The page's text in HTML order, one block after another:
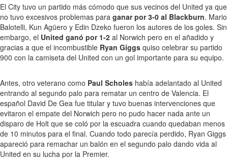
El City tuvo un partido más cómodo que sus vecinos del United ya que
no tuvo excesivos problemas para ganar por 3-0 al Blackburn. Mario
Balotelli, Kun Agüero y Edin Dzeko fueron los autores de los goles. Sin
embargo, el United ganó por 1-2 al Norwich pero en el añadido y
gracias a que el incombustible Ryan Giggs quiso celebrar su partido
900 con la camiseta del United con un gol importante para su equipo.
Antes, otro veterano como Paul Scholes había adelantado al United
entrando al segundo palo para rematar un centro de Valencia. El
español David De Gea fue titular y tuvo buenas intervenciones que
evitaron el empate del Norwich pero no pudo hacer nada ante un
disparo de Holt que se coló por la escuadra cuando quedaban menos
de 10 minutos para el final. Cuando todo parecía perdido, Ryan Giggs
apareció para remachar un balón en el segundo palo dando vida al
United en su lucha por la Premier.